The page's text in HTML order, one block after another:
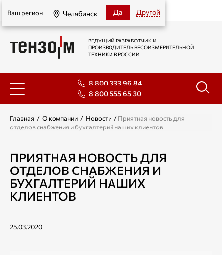
Челябинск
Ваш регион Челябинск Да Другой
ВЕДУЩИЙ РАЗРАБОТЧИК И
ПРОИЗВОДИТЕЛЬ ВЕСОИЗМЕРИТЕЛЬНОЙ
ТЕХНИКИ В РОССИИ
8 800 333 96 84
8 800 555 65 30
Главная / О компании / Новости /Приятная новость для
отделов снабжения и бухгалтерий наших клиентов
ПРИЯТНАЯ НОВОСТЬ ДЛЯ
ОТДЕЛОВ СНАБЖЕНИЯ И
БУХГАЛТЕРИЙ НАШИХ
КЛИЕНТОВ
25.03.2020